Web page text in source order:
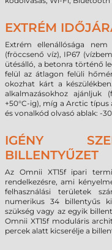
EXTRÉM
Extrém ellenállósága
(fröccsenő víz), IP67
ütésálló, a betonra történő
felül az átlagon felüli
okozhat kárt a
alkalmazásokhoz ajánljuk
+50°C-ig), míg a Arctic
és vonalkód olvasó ablak: -
IGÉNY
BILLENTYŰZET
Az Omnii XT15f ipari
rendelkezésre, ami
felhasználási területek
numerikus 34 billentyűs
szükség vagy az egyik
Omnii XT15f moduláris
percek alatt kicserélje a